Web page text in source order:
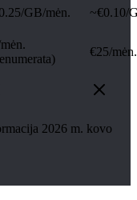
GB/mėn.
~€0.10/
€25/
2026 m. kovo